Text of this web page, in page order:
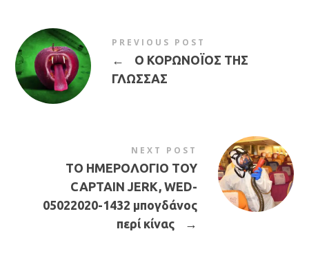
PREVIOUS POST
←
Ο ΚΟΡΩΝΟΪΟΣ ΤΗΣ
ΓΛΩΣΣΑΣ
NEXT POST
ΤΟ ΗΜΕΡΟΛΟΓΙΟ ΤΟΥ
CAPTAIN JERK, WED-
05022020-1432 μπογδάνος
περί κίνας
→